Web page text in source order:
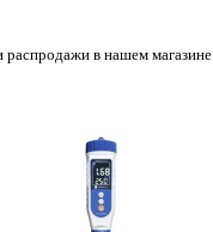
распродажи в нашем магазине.